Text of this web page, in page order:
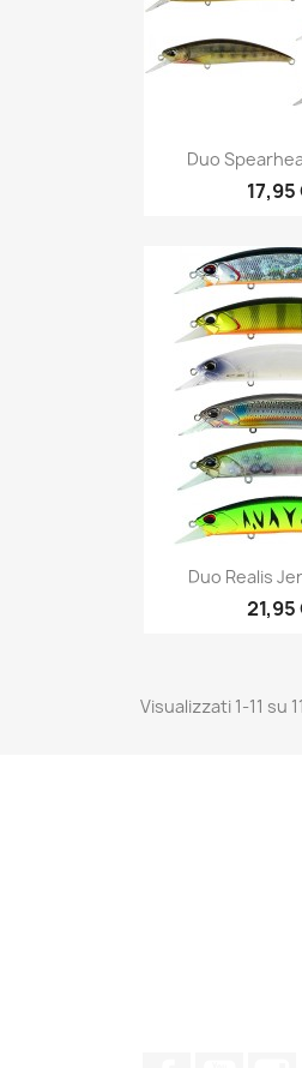

Duo
17,95

Duo Realis
21,95
Visualizzati 1-11 su